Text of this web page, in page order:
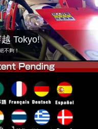
東京澀谷
東京灣
大阪
Tokyo!
不夠！